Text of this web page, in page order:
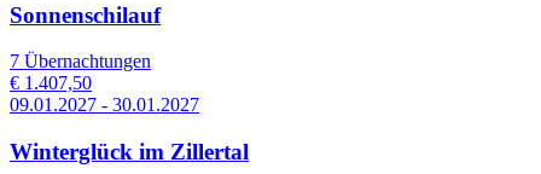
Sonnenschilauf
7 Übernachtungen
€ 1.407,50
09.01.2027 - 30.01.2027
Winterglück im Zillertal